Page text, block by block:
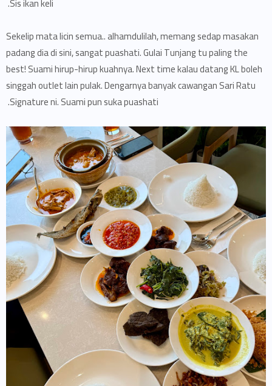
Sekelip mata licin semua.. alhamdulilah, memang sedap masakan
padang dia di sini, sangat puashati. Gulai Tunjang tu paling the
best! Suami hirup-hirup kuahnya. Next time kalau datang KL boleh
singgah outlet lain pulak. Dengarnya banyak cawangan Sari Ratu
Signature ni. Suami pun suka puashati.